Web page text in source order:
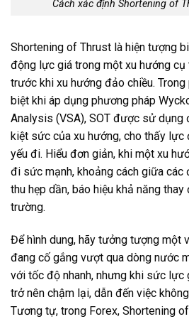
Cách xác định Shortening of
Shortening of Thrust là hiện tượng
động lực giá trong một xu hướng cụ
trước khi xu hướng đảo chiều.
biệt khi áp dụng phương pháp
Analysis (VSA), SOT được sử dụng
kiệt sức của xu hướng, cho thấy
yếu đi. Hiểu đơn giản, khi một xu
đi sức mạnh, khoảng cách giữa các
thu hẹp dần, báo hiệu khả năng
trường.
Để hình dung, hãy tưởng tượng một
đang cố gắng vượt qua dòng nước
với tốc độ nhanh, nhưng khi sức lực
trở nên chậm lại, dẫn đến việc
Tương tự, trong Forex, Shortening